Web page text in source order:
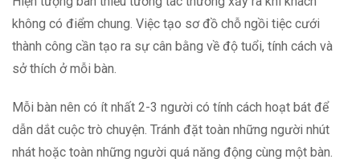
không có điểm chung. Việc tạo sơ đồ chỗ ngồi tiệc cưới
thành công cần tạo ra sự cân bằng về độ tuổi, tính cách và
sở thích ở mỗi bàn.
Mỗi bàn nên có ít nhất 2-3 người có tính cách hoạt bát để
dẫn dắt cuộc trò chuyện. Tránh đặt toàn những người nhút
nhát hoặc toàn những người quá năng động cùng một bàn.